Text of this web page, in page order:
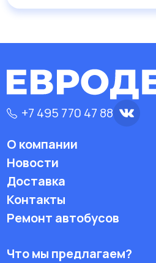
+7 495 770 47 88
О компании
Новости
Доставка
Контакты
Ремонт автобусов
Что мы предлагаем?